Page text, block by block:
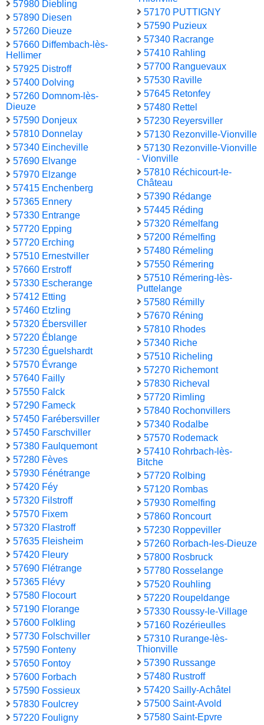
57980 Diebling
57890 Diesen
57260 Dieuze
57660 Diffembach-lès-
Hellimer
57925 Distroff
57400 Dolving
57260 Domnom-lès-
Dieuze
57590 Donjeux
57810 Donnelay
57340 Eincheville
57690 Elvange
57970 Elzange
57415 Enchenberg
57365 Ennery
57330 Entrange
57720 Epping
57720 Erching
57510 Ernestviller
57660 Erstroff
57330 Escherange
57412 Etting
57460 Etzling
57320 Ébersviller
57220 Éblange
57230 Éguelshardt
57570 Évrange
57640 Failly
57550 Falck
57290 Fameck
57450 Farébersviller
57450 Farschviller
57380 Faulquemont
57280 Fèves
57930 Fénétrange
57420 Féy
57320 Filstroff
57570 Fixem
57320 Flastroff
57635 Fleisheim
57420 Fleury
57690 Flétrange
57365 Flévy
57580 Flocourt
57190 Florange
57600 Folkling
57730 Folschviller
57590 Fonteny
57650 Fontoy
57600 Forbach
57590 Fossieux
57830 Foulcrey
57220 Fouligny
57170 PUTTIGNY
57590 Puzieux
57340 Racrange
57410 Rahling
57700 Ranguevaux
57530 Raville
57645 Retonfey
57480 Rettel
57230 Reyersviller
57130 Rezonville-Vionville
57130 Rezonville-Vionville
- Vionville
57810 Réchicourt-le-
Château
57390 Rédange
57445 Réding
57320 Rémelfang
57200 Rémelfing
57480 Rémeling
57550 Rémering
57510 Rémering-lès-
Puttelange
57580 Rémilly
57670 Réning
57810 Rhodes
57340 Riche
57510 Richeling
57270 Richemont
57830 Richeval
57720 Rimling
57840 Rochonvillers
57340 Rodalbe
57570 Rodemack
57410 Rohrbach-lès-
Bitche
57720 Rolbing
57120 Rombas
57930 Romelfing
57860 Roncourt
57230 Roppeviller
57260 Rorbach-les-Dieuze
57800 Rosbruck
57780 Rosselange
57520 Rouhling
57220 Roupeldange
57330 Roussy-le-Village
57160 Rozérieulles
57310 Rurange-lès-
Thionville
57390 Russange
57480 Rustroff
57420 Sailly-Achâtel
57500 Saint-Avold
57580 Saint-Epvre